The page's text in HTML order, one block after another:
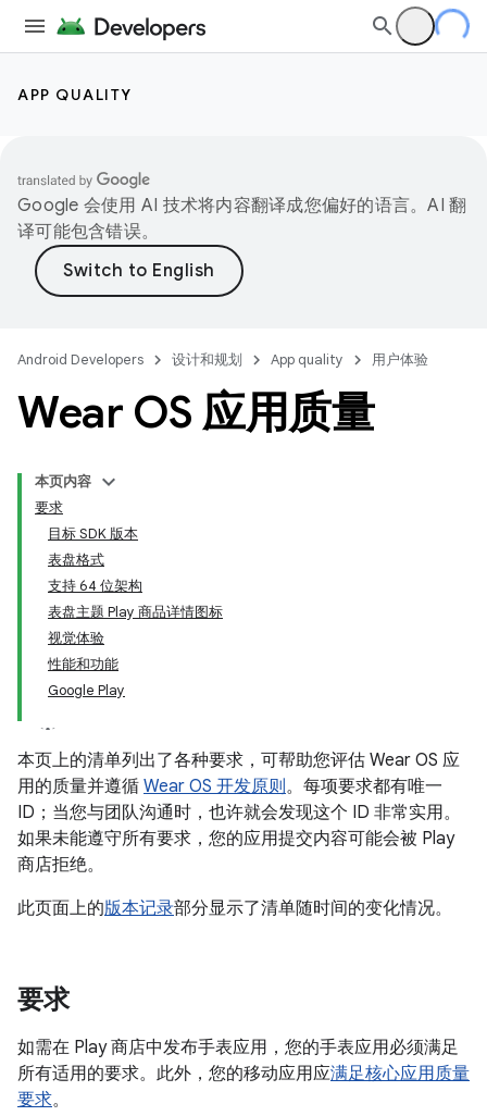
APP QUALITY
Google 会使用 AI 技术将内容翻译成您偏好的语言。AI 翻
译可能包含错误。
Android Developers 设计和规划 App quality 用户体验
Wear OS 应用质量
本页内容
要求
目标 SDK 版本
表盘格式
支持 64 位架构
表盘主题 Play 商品详情图标
视觉体验
性能和功能
Google Play
本页上的清单列出了各种要求，可帮助您评估 Wear OS 应
用的质量并遵循 Wear OS 开发原则。每项要求都有唯一
ID；当您与团队沟通时，也许就会发现这个 ID 非常实用。
如果未能遵守所有要求，您的应用提交内容可能会被 Play
商店拒绝。
此页面上的版本记录部分显示了清单随时间的变化情况。
要求
如需在 Play 商店中发布手表应用，您的手表应用必须满足
所有适用的要求。此外，您的移动应用应满足核心应用质量
要求。